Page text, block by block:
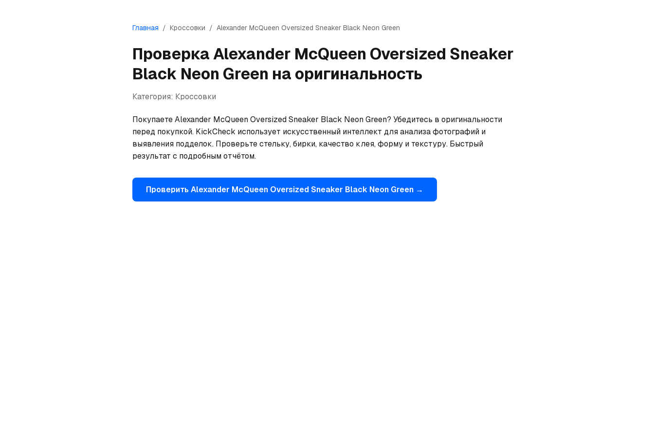
Главная / Кроссовки / Alexander McQueen Oversized Sneaker Black Neon Green
ПроверкаAlexander McQueen Oversized Sneaker
Black Neon Green на оригинальность
Категория: Кроссовки
Покупаете Alexander McQueen Oversized Sneaker Black Neon Green? Убедитесь в оригинальности
перед покупкой. KickCheck использует искусственный интеллект для анализа фотографий и
выявления подделок. Проверьте стельку, бирки, качество клея, форму и текстуру. Быстрый
результат с подробным отчётом.
Проверить Alexander McQueen Oversized Sneaker Black Neon Green →